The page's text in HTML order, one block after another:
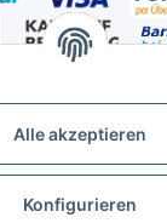
Alle akzeptieren
Konfigurieren